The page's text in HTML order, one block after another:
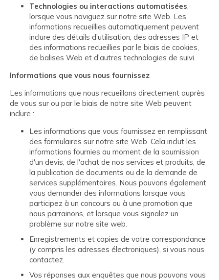
Technologies ou interactions automatisées,
lorsque vous naviguez sur notre site Web. Les
informations recueillies automatiquement peuvent
inclure des détails d'utilisation, des adresses IP et
des informations recueillies par le biais de cookies,
de balises Web et d'autres technologies de suivi.
Informations que vous nous fournissez
Les informations que nous recueillons directement auprès
de vous sur ou par le biais de notre site Web peuvent
inclure :
Les informations que vous fournissez en remplissant
des formulaires sur notre site Web. Cela inclut les
informations fournies au moment de la soumission
d'un devis, de l'achat de nos services et produits, de
la publication de documents ou de la demande de
services supplémentaires. Nous pouvons également
vous demander des informations lorsque vous
participez à un concours ou à une promotion que
nous parrainons, et lorsque vous signalez un
problème sur notre site web.
Enregistrements et copies de votre correspondance
(y compris les adresses électroniques), si vous nous
contactez.
Vos réponses aux enquêtes que nous pouvons vous